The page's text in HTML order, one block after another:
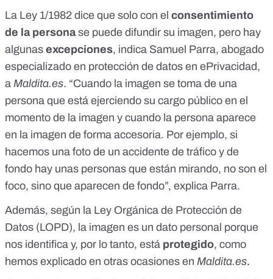
La Ley 1/1982 dice que solo con el consentimiento
de la personase puede difundir su imagen, pero hay
algunas excepciones, indica Samuel Parra, abogado
especializado en protección de datos en ePrivacidad,
a Maldita.es. “Cuando la imagen se toma de una
persona que está ejerciendo su cargo público en el
momento de la imagen y cuando la persona aparece
en la imagen de forma accesoria. Por ejemplo, si
hacemos una foto de un accidente de tráfico y de
fondo hay unas personas que están mirando, no son el
foco, sino que aparecen de fondo”, explica Parra.
Además, según la Ley Orgánica de Protección de
Datos (LOPD), la imagen es un dato personal porque
nos identifica y, por lo tanto, está protegido, como
hemos explicado en otras ocasiones en Maldita.es.